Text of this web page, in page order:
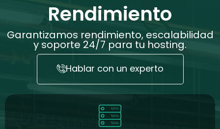
Rendimiento
Garantizamos rendimiento, escalabilidad
y soporte 24/7 para tu hosting.
Hablar con un experto